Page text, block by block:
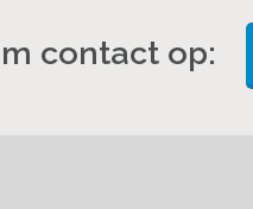
contact op: